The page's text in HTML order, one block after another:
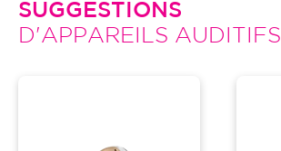
SUGGESTIONS
D'APPAREILS AUDITIFS